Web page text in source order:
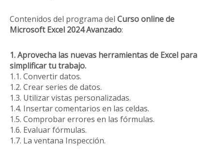
Contenidos del programa del Curso online de
Microsoft Excel 2024 Avanzado:
1. Aprovecha las nuevas herramientas de Excel para
simplificar tu trabajo.
1.1. Convertir datos.
1.2. Crear series de datos.
1.3. Utilizar vistas personalizadas.
1.4. Insertar comentarios en las celdas.
1.5. Comprobar errores en las fórmulas.
1.6. Evaluar fórmulas.
1.7. La ventana Inspección.